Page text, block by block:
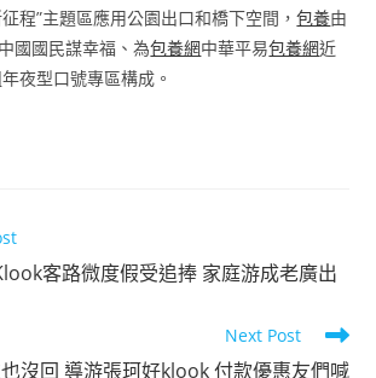
征程”主題區應用公園出口和橋下空間，包養由
國國民謀幸福、為包養網中華平易包養網近
夜型口號專區構成。
客路微度假受追捧 家庭游成老廣出
Next Post
沒回 導游張珂好klook 付款優惠友們喊